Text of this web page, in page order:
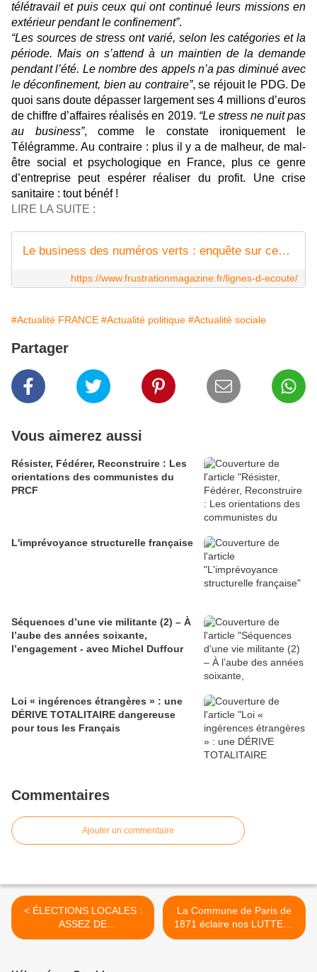
télétravail et puis ceux qui ont continué leurs missions en
extérieur pendant le confinement”.
“Les sources de stress ont varié, selon les catégories et la
période. Mais on s’attend à un maintien de la demande
pendant l’été. Le nombre des appels n’a pas diminué avec
le déconfinement, bien au contraire”, se réjouit le PDG. De
quoi sans doute dépasser largement ses 4 millions d’euros
de chiffre d’affaires réalisés en 2019. “Le stress ne nuit pas
au business”, comme le constate ironiquement le
Télégramme. Au contraire : plus il y a de malheur, de mal-
être social et psychologique en France, plus ce genre
d’entreprise peut espérer réaliser du profit. Une crise
sanitaire : tout bénéf !
LIRE LA SUITE :
Le business des numéros verts : enquête sur ces lignes d'écoute qui nous coûtent
https://www.frustrationmagazine.fr/lignes-d-ecoute/
#Actualité FRANCE #Actualité politique #Actualité sociale
Partager
Vous aimerez aussi
Résister, Fédérer, Reconstruire : Les
orientations des communistes du
PRCF
L'imprévoyance structurelle française
Séquences d’une vie militante (2) – À
l’aube des années soixante,
l’engagement - avec Michel Duffour
Loi « ingérences étrangères » : une
DÉRIVE TOTALITAIRE dangereuse
pour tous les Français
Commentaires
Ajouter un commentaire
< ÉLECTIONS LOCALES :
ASSEZ DE
MANIPULATIONS
La Commune de Paris de
1871 éclaire nos LUTTES !
>